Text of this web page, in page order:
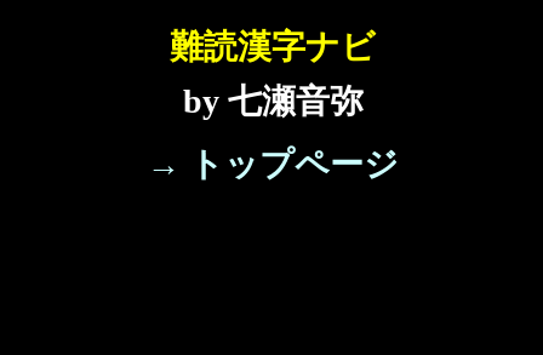
難読漢字ナビ
by 七瀬音弥
→ トップページ